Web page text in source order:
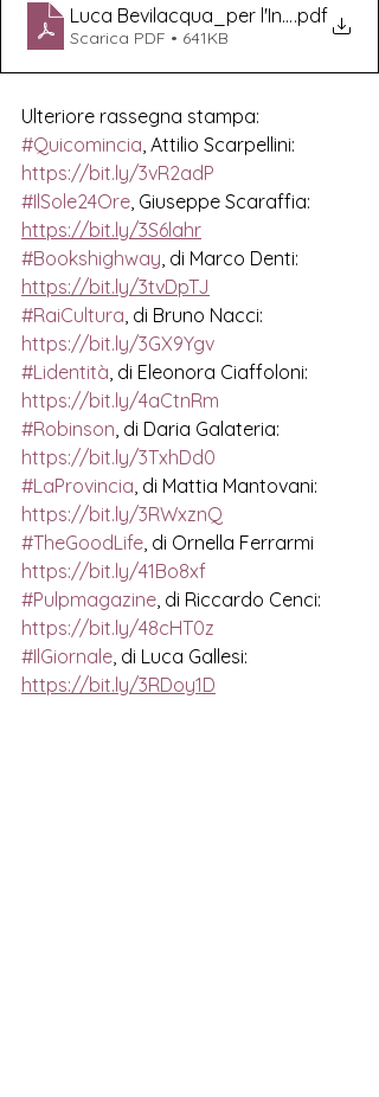
Luca Bevilacqua_per l'Indice dei
.pdf
Scarica PDF • 641KB
Ulteriore rassegna stampa:
#Quicomincia, Attilio Scarpellini:
https://bit.ly/3vR2adP
#IlSole24Ore, Giuseppe Scaraffia:
https://bit.ly/3S6lahr
#Bookshighway, di Marco Denti:
https://bit.ly/3tvDpTJ
#RaiCultura, di Bruno Nacci:
https://bit.ly/3GX9Ygv
#Lidentità, di Eleonora Ciaffoloni:
https://bit.ly/4aCtnRm
#Robinson, di Daria Galateria:
https://bit.ly/3TxhDd0
#LaProvincia, di Mattia Mantovani:
https://bit.ly/3RWxznQ
#TheGoodLife, di Ornella Ferrarmi
https://bit.ly/41Bo8xf
#Pulpmagazine, di Riccardo Cenci:
https://bit.ly/48cHT0z
#IlGiornale, di Luca Gallesi:
https://bit.ly/3RDoy1D